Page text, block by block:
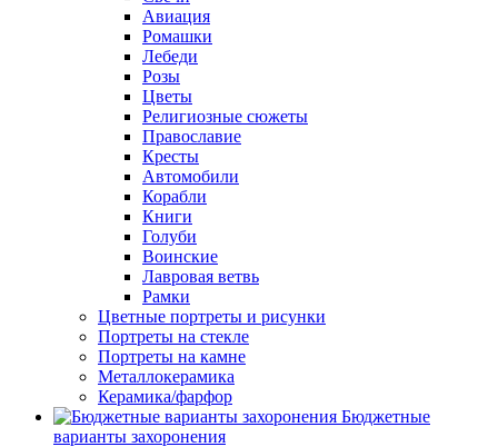
Авиация
Ромашки
Лебеди
Розы
Цветы
Религиозные сюжеты
Православие
Кресты
Автомобили
Корабли
Книги
Голуби
Воинские
Лавровая ветвь
Рамки
Цветные портреты и рисунки
Портреты на стекле
Портреты на камне
Металлокерамика
Керамика/фарфор
Бюджетные
варианты захоронения